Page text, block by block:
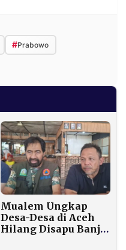
#Prabowo
Mualem Ungkap
Desa-Desa di Aceh
Hilang Disapu Banjir,